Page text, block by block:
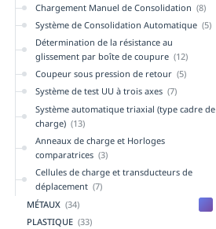
Chargement Manuel de Consolidation (8)
Système de Consolidation Automatique (5)
Détermination de la résistance au
glissement par boîte de coupure (12)
Coupeur sous pression de retour (5)
Système de test UU à trois axes (7)
Système automatique triaxial (type cadre de
charge) (13)
Anneaux de charge et Horloges
comparatrices (3)
Cellules de charge et transducteurs de
déplacement (7)
MÉTAUX (34)
PLASTIQUE (33)